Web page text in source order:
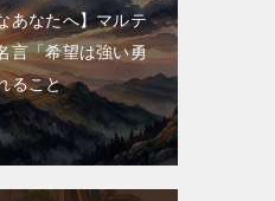
あなたへ】マルテ
言「希望は強い勇
ること